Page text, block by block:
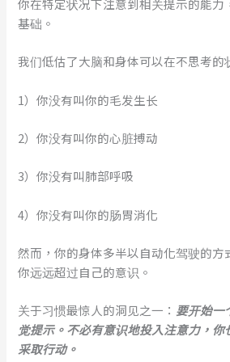
你在特定状况下注意到相关提示的能力
基础。
我们低估了大脑和身体可以在不思考的
1）你没有叫你的毛发生长
2）你没有叫你的心脏搏动
3）你没有叫肺部呼吸
4）你没有叫你的肠胃消化
然而，你的身体多半以自动化驾驶的方
你远远超过自己的意识。
关于习惯最惊人的洞见之一： 要开始一
觉提示。不必有意识地投入注意力，
采取行动。